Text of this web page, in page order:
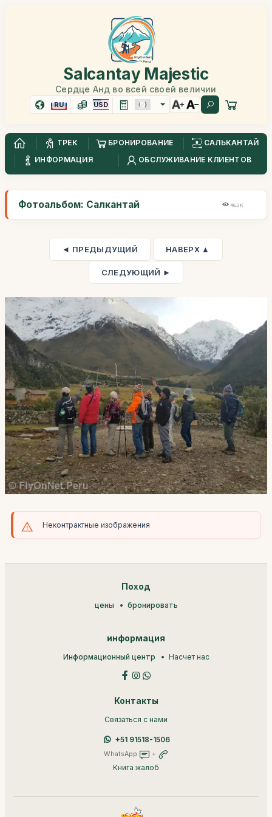
Salcantay Majestic
Сердце Анд во всей своей величии
RU USD
ТРЕК БРОНИРОВАНИЕ
САЛЬКАНТАЙ
ИНФОРМАЦИЯ
ОБСЛУЖИВАНИЕ КЛИЕНТОВ
Фотоальбом: Салкантай 48,3K
◄ ПРЕДЫДУЩИЙ НАВЕРХ ▲
СЛЕДУЮЩИЙ ►
Неконтрактные изображения
Поход
цены бронировать
информация
Информационный центр Насчет нас
Контакты
Связаться с нами
+51 91518-1506
WhatsApp +
Книга жалоб